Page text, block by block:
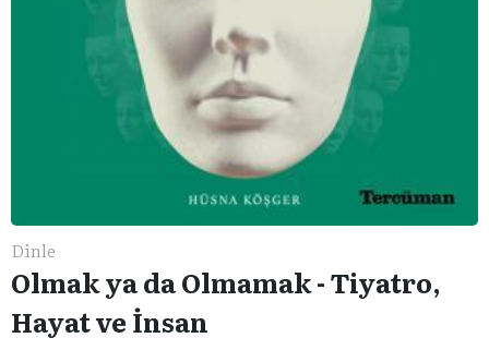
Dinle
Olmak ya da Olmamak - Tiyatro,
Hayat ve İnsan